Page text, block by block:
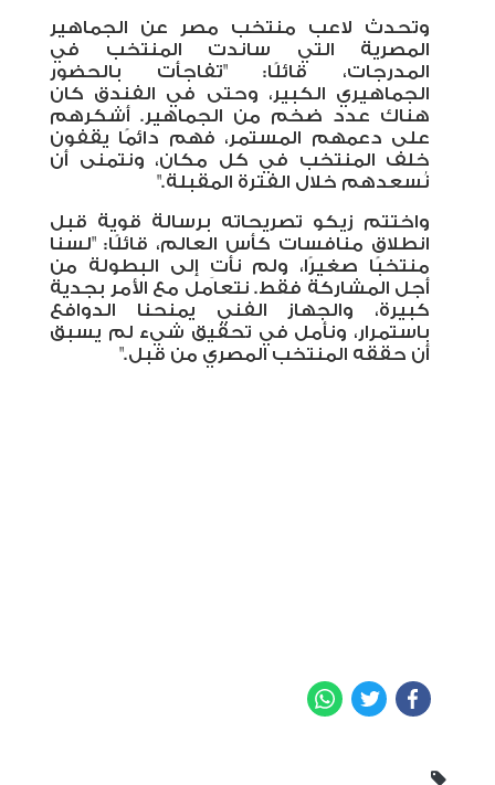
وتحدث لاعب منتخب مصر عن الجماهير
المصرية التي ساندت المنتخب في
المدرجات، قائلًا: "تفاجأت بالحضور
الجماهيري الكبير، وحتى في الفندق كان
هناك عدد ضخم من الجماهير. أشكرهم
على دعمهم المستمر، فهم دائمًا يقفون
خلف المنتخب في كل مكان، ونتمنى أن
نُسعدهم خلال الفترة المقبلة".
واختتم زيكو تصريحاته برسالة قوية قبل
انطلاق منافسات كأس العالم، قائلًا: "لسنا
منتخبًا صغيرًا، ولم نأتِ إلى البطولة من
أجل المشاركة فقط. نتعامل مع الأمر بجدية
كبيرة، والجهاز الفني يمنحنا الدوافع
باستمرار، ونأمل في تحقيق شيء لم يسبق
أن حققه المنتخب المصري من قبل".
Facebook
Twitter